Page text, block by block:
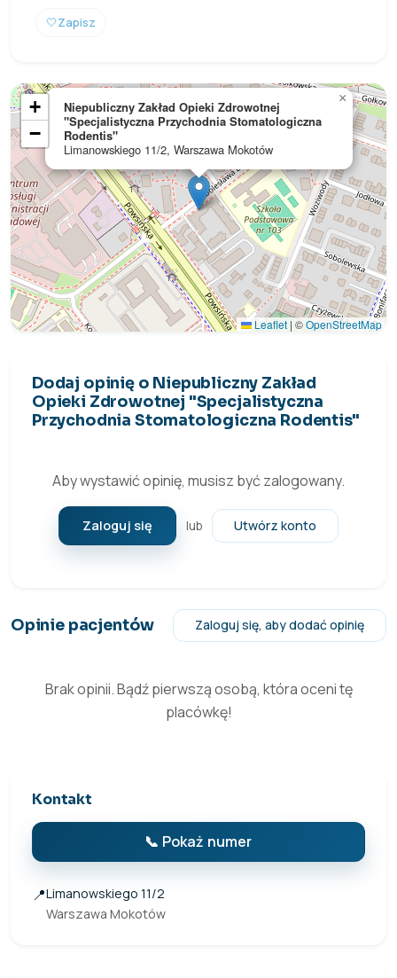
🤍Zapisz
Niepubliczny Zakład Opieki Zdrowotnej
"Specjalistyczna Przychodnia Stomatologiczna
Rodentis"
Limanowskiego 11/2, Warszawa Mokotów
×
+
−
Leaflet | ©OpenStreetMap
Dodaj opinię o Niepubliczny Zakład
Opieki Zdrowotnej "Specjalistyczna
Przychodnia Stomatologiczna Rodentis"
Aby wystawić opinię, musisz być zalogowany.
Zaloguj się lub Utwórz konto
Opinie pacjentów Zaloguj się, aby dodać opinię
Brak opinii. Bądź pierwszą osobą, która oceni tę
placówkę!
Kontakt
📞 Pokaż numer
📍Limanowskiego 11/2
Warszawa Mokotów